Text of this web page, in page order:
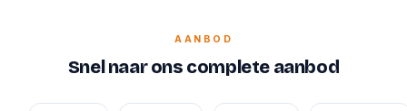
AANBOD
Snel naar ons complete aanbod